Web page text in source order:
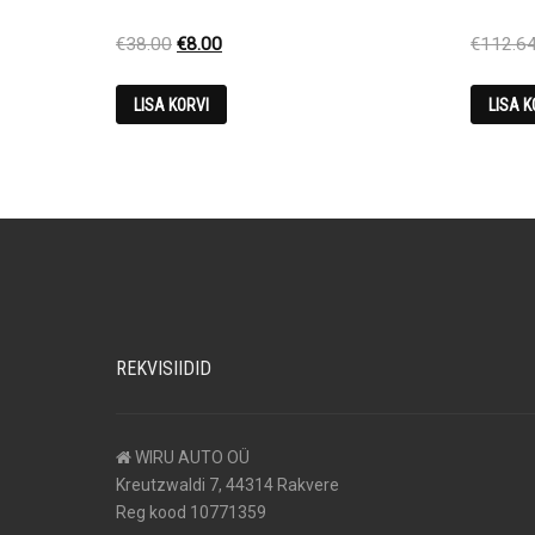
€38.00 Original
was:
€38.00.
€8.00Current
€8.00.
LISA KORVI
€
LISA
REKVISIIDID
WIRU AUTO OÜ
Kreutzwaldi 7, 44314 Rakvere
Reg kood 10771359